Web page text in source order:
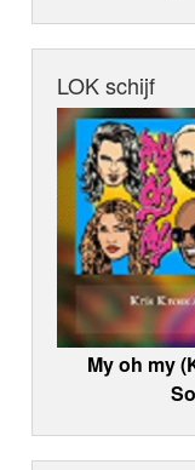
LOK schijf
My oh my